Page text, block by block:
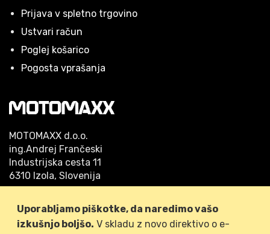
Uporabljamo piškotke, da naredimo vašo
izkušnjo boljšo. V skladu z novo direktivo o e-
Prijava v spletno trgovino
Ustvari račun
Poglej košarico
Pogosta vprašanja
MOTOMAXX d.o.o.
ing.Andrej Frančeski
Industrijska cesta 11
6310 Izola, Slovenija
Telefon: 05/640 42 53
GSM: 041/778-509